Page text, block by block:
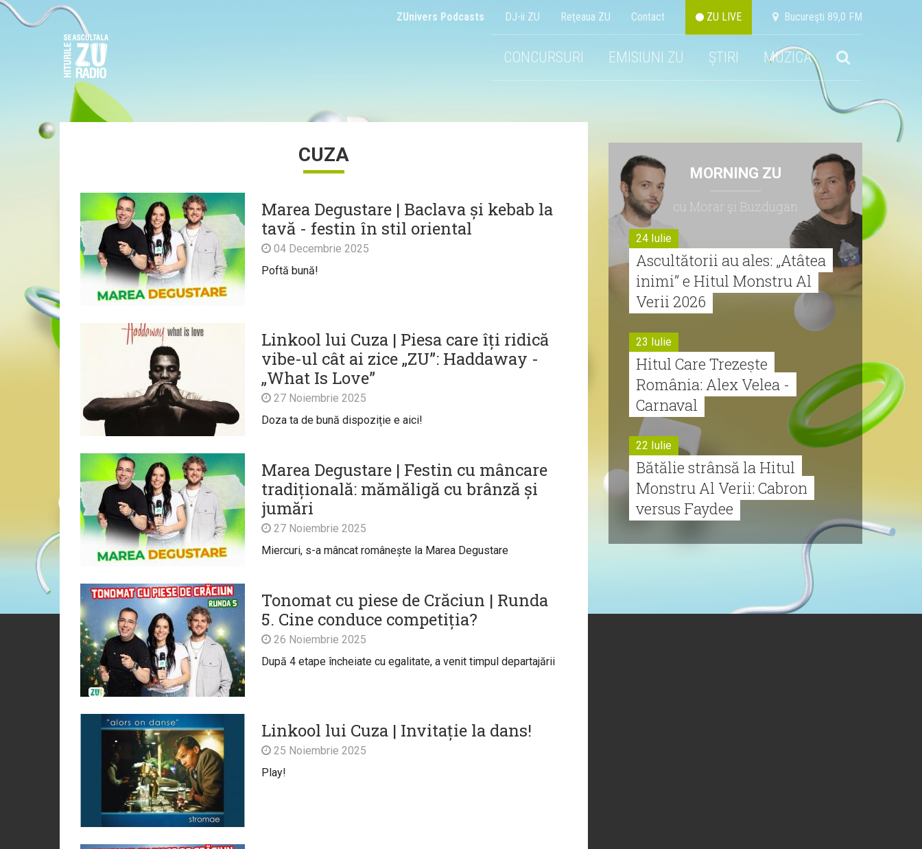
ZUnivers Podcasts DJ-ii ZU Reţeaua ZU Contact ZU LIVE Bucureşti 89,0 FM
CONCURSURI EMISIUNI ZU ȘTIRI MUZICA
CUZA
Marea Degustare | Baclava și kebab la
tavă - festin în stil oriental
04 Decembrie 2025
Poftă bună!
Linkool lui Cuza | Piesa care îți ridică
vibe-ul cât ai zice „ZU”: Haddaway -
„What Is Love”
27 Noiembrie 2025
Doza ta de bună dispoziție e aici!
Marea Degustare | Festin cu mâncare
tradițională: mămăligă cu brânză și
jumări
27 Noiembrie 2025
Miercuri, s-a mâncat românește la Marea Degustare
Tonomat cu piese de Crăciun | Runda
5. Cine conduce competiția?
26 Noiembrie 2025
După 4 etape încheiate cu egalitate, a venit timpul departajării
Linkool lui Cuza | Invitație la dans!
25 Noiembrie 2025
Play!
MORNING ZU
cu Morar şi Buzdugan
24 Iulie
Ascultătorii au ales: „Atâtea
inimi” e Hitul Monstru Al
Verii 2026
23 Iulie
Hitul Care Trezește
România: Alex Velea -
Carnaval
22 Iulie
Bătălie strânsă la Hitul
Monstru Al Verii: Cabron
versus Faydee
Monstru al Verii